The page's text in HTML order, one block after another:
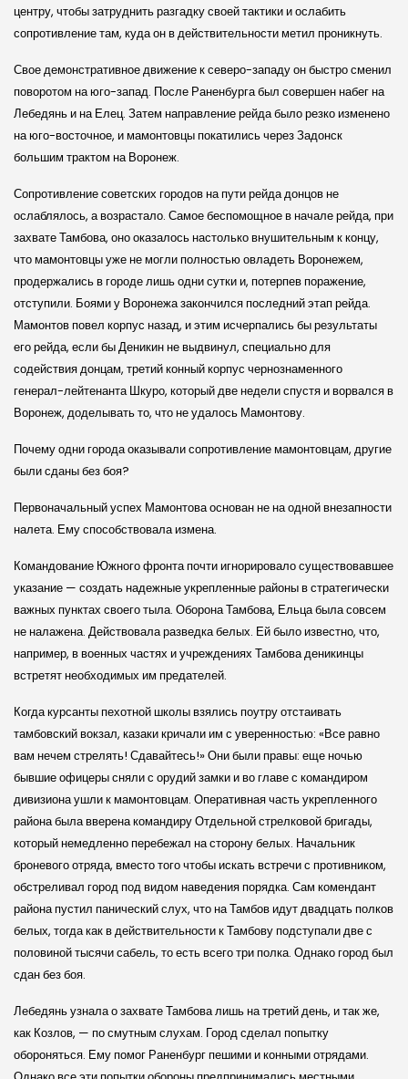
центру, чтобы затруднить разгадку своей тактики и ослабить
сопротивление там, куда он в действительности метил проникнуть.
Свое демонстративное движение к северо-западу он быстро сменил
поворотом на юго-запад. После Раненбурга был совершен набег на
Лебедянь и на Елец. Затем направление рейда было резко изменено
на юго-восточное, и мамонтовцы покатились через Задонск
большим трактом на Воронеж.
Сопротивление советских городов на пути рейда донцов не
ослаблялось, а возрастало. Самое беспомощное в начале рейда, при
захвате Тамбова, оно оказалось настолько внушительным к концу,
что мамонтовцы уже не могли полностью овладеть Воронежем,
продержались в городе лишь одни сутки и, потерпев поражение,
отступили. Боями у Воронежа закончился последний этап рейда.
Мамонтов повел корпус назад, и этим исчерпались бы результаты
его рейда, если бы Деникин не выдвинул, специально для
содействия донцам, третий конный корпус чернознаменного
генерал-лейтенанта Шкуро, который две недели спустя и ворвался в
Воронеж, доделывать то, что не удалось Мамонтову.
Почему одни города оказывали сопротивление мамонтовцам, другие
были сданы без боя?
Первоначальный успех Мамонтова основан не на одной внезапности
налета. Ему способствовала измена.
Командование Южного фронта почти игнорировало существовавшее
указание — создать надежные укрепленные районы в стратегически
важных пунктах своего тыла. Оборона Тамбова, Ельца была совсем
не налажена. Действовала разведка белых. Ей было известно, что,
например, в военных частях и учреждениях Тамбова деникинцы
встретят необходимых им предателей.
Когда курсанты пехотной школы взялись поутру отстаивать
тамбовский вокзал, казаки кричали им с уверенностью: «Все равно
вам нечем стрелять! Сдавайтесь!» Они были правы: еще ночью
бывшие офицеры сняли с орудий замки и во главе с командиром
дивизиона ушли к мамонтовцам. Оперативная часть укрепленного
района была вверена командиру Отдельной стрелковой бригады,
который немедленно перебежал на сторону белых. Начальник
броневого отряда, вместо того чтобы искать встречи с противником,
обстреливал город под видом наведения порядка. Сам комендант
района пустил панический слух, что на Тамбов идут двадцать полков
белых, тогда как в действительности к Тамбову подступали две с
половиной тысячи сабель, то есть всего три полка. Однако город был
сдан без боя.
Лебедянь узнала о захвате Тамбова лишь на третий день, и так же,
как Козлов, — по смутным слухам. Город сделал попытку
обороняться. Ему помог Раненбург пешими и конными отрядами.